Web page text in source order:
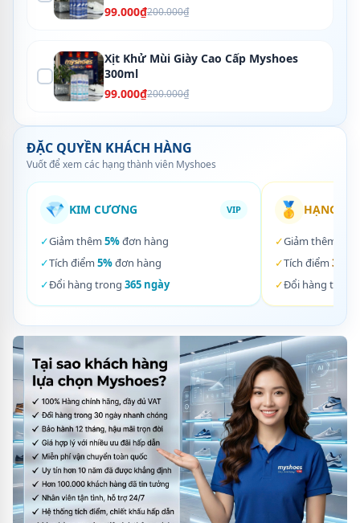
99.000₫200.000₫
Xịt Khử Mùi Giày Cao Cấp Myshoes
300ml
99.000₫200.000₫
ĐẶC QUYỀN KHÁCH HÀNG
Vuốt để xem các hạng thành viên Myshoes
💎 KIM CƯƠNG VIP
✓Giảm thêm 5%đơn hàng
✓Tích điểm 5%đơn hàng
✓Đổi hàng trong 365 ngày
🥇 HẠNG
✓Giảm thêm
✓Tích điểm 3%
✓Đổi hàng trong